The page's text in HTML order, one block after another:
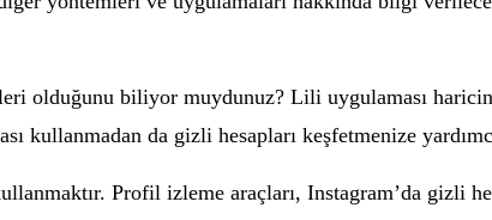
olduğunu biliyor muydunuz? Lili uygulaması
kullanmadan da gizli hesapları keşfetmenize
Profil izleme araçları, Instagram’da gizli